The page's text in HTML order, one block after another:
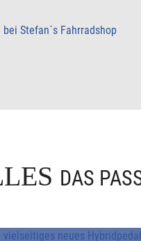
DAS